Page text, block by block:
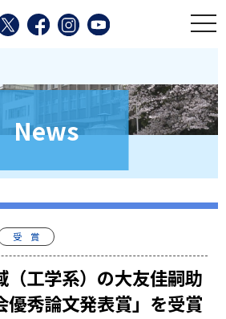
News
受 賞
（工学系）の大友佳嗣助
優秀論文発表賞」を受賞